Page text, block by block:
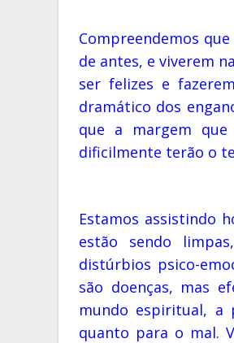
Compreendemos
de antes, e viverem
ser felizes e
dramático dos
que a margem
dificilmente terão o
Estamos assistindo
estão sendo
distúrbios psico-
são doenças, mas
mundo espiritual, a
quanto para o mal.